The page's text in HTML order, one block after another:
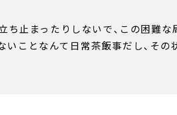
ち止まったりしないで、この困難
いことなんて日常茶飯事だし、そ